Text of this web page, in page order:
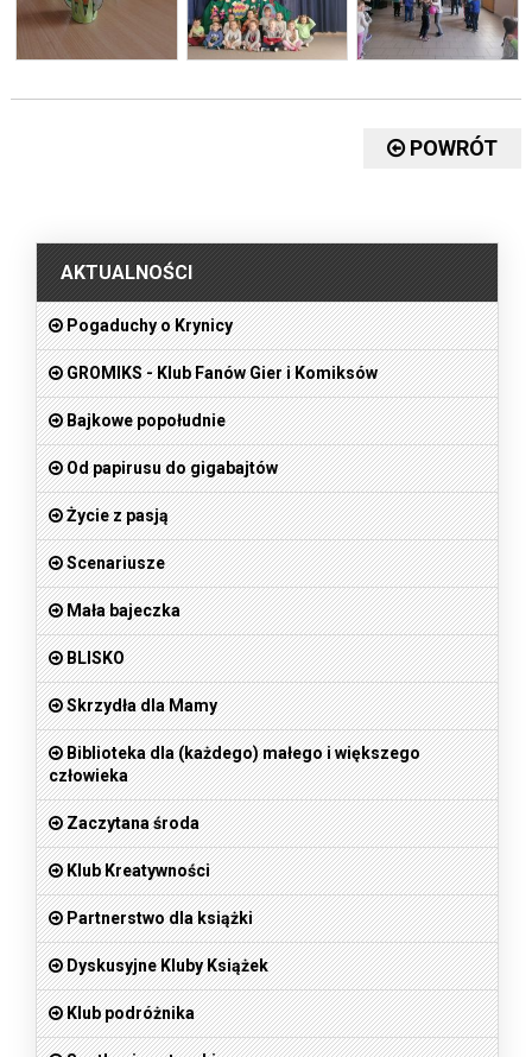
POWRÓT
AKTUALNOŚCI
Pogaduchy o Krynicy
GROMIKS - Klub Fanów Gier i Komiksów
Bajkowe popołudnie
Od papirusu do gigabajtów
Życie z pasją
Scenariusze
Mała bajeczka
BLISKO
Skrzydła dla Mamy
Biblioteka dla (każdego) małego i większego
człowieka
Zaczytana środa
Klub Kreatywności
Partnerstwo dla książki
Dyskusyjne Kluby Książek
Klub podróżnika